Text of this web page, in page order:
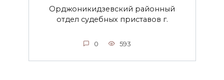
Орджоникидзевский районный
отдел судебных приставов г.
0 593